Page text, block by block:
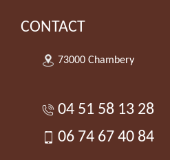
CONTACT
73000 Chambery
04 51 58 13 28
06 74 67 40 84